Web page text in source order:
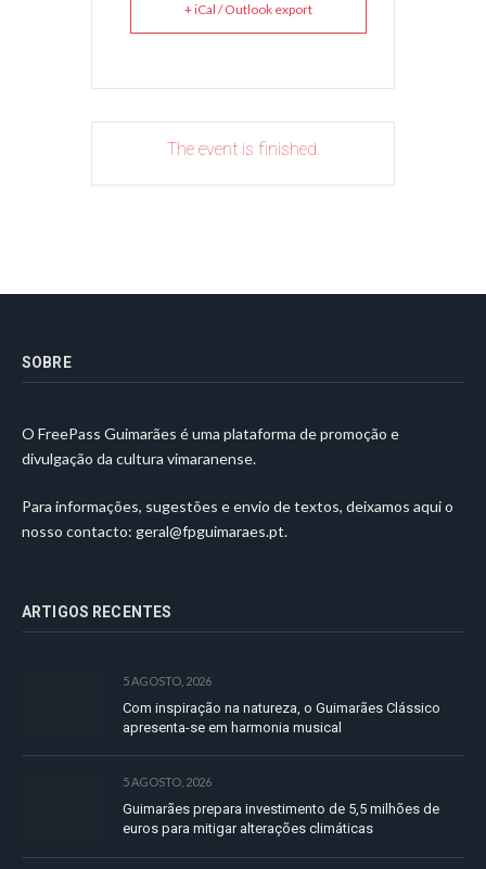
+ iCal / Outlook export
The event is finished.
SOBRE
O FreePass Guimarães é uma plataforma de promoção e
divulgação da cultura vimaranense.
Para informações, sugestões e envio de textos, deixamos aqui o
nosso contacto: geral@fpguimaraes.pt.
ARTIGOS RECENTES
5 AGOSTO, 2026
Com inspiração na natureza, o Guimarães Clássico
apresenta-se em harmonia musical
5 AGOSTO, 2026
Guimarães prepara investimento de 5,5 milhões de
euros para mitigar alterações climáticas